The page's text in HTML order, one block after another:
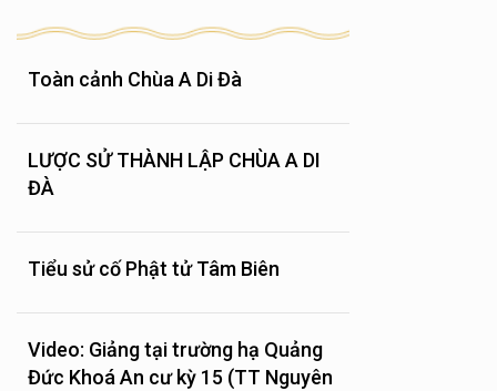
Toàn cảnh Chùa A Di Đà
LƯỢC SỬ THÀNH LẬP CHÙA A DI
ĐÀ
Tiểu sử cố Phật tử Tâm Biên
Video: Giảng tại trường hạ Quảng
Đức Khoá An cư kỳ 15 (TT Nguyên